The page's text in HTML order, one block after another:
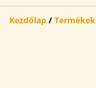
Kezdőlap / Termékek